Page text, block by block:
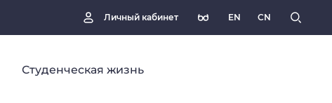
Личный кабинет EN CN
Студенческая жизнь